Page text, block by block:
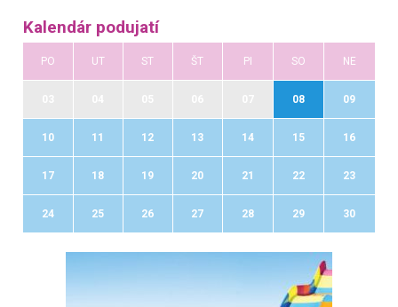
Kalendár podujatí
PO UT ST ŠT PI SO NE
08 09
10 11 12 13 14 15 16
17 18 19 20 21 22 23
24 25 26 27 28 29 30